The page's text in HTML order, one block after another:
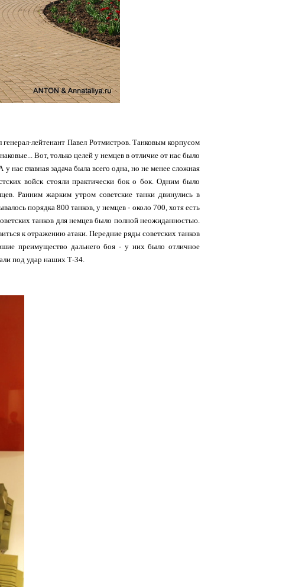
лейтенант Павел Ротмистров. Танковым корпусом
Вот, только целей у немцев в отличие от нас было
нас главная задача была всего одна, но не менее сложная
войск стояли практически бок о бок. Одним было
Ранним жарким утром советские танки двинулись в
порядка 800 танков, у немцев - около 700, хотя есть
танков для немцев было полной неожиданностью.
к отражению атаки. Передние ряды советских танков
преимущество дальнего боя - у них было отличное
под удар наших Т-34.